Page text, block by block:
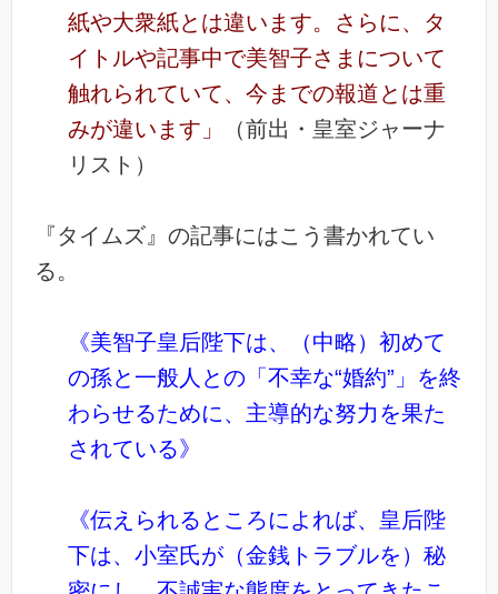
紙や大衆紙とは違います。さらに、タ
イトルや記事中で美智子さまについて
触れられていて、今までの報道とは重
みが違います」
（前出・皇室ジャーナ
リスト）
『タイムズ』の記事にはこう書かれてい
る。
《美智子皇后陛下は、（中略）初めて
の孫と一般人との「不幸な“婚約”」を終
わらせるために、主導的な努力を果た
されている》
《伝えられるところによれば、皇后陛
下は、小室氏が（金銭トラブルを）秘